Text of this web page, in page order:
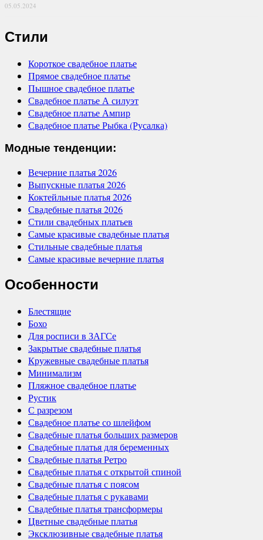
05.05.2024
Стили
Короткое свадебное платье
Прямое свадебное платье
Пышное свадебное платье
Свадебное платье А силуэт
Свадебное платье Ампир
Свадебное платье Рыбка (Русалка)
Модные тенденции:
Вечерние платья 2026
Выпускные платья 2026
Коктейльные платья 2026
Свадебные платья 2026
Стили свадебных платьев
Самые красивые свадебные платья
Стильные свадебные платья
Самые красивые вечерние платья
Особенности
Блестящие
Бохо
Для росписи в ЗАГСе
Закрытые свадебные платья
Кружевные свадебные платья
Минимализм
Пляжное свадебное платье
Рустик
С разрезом
Свадебное платье со шлейфом
Свадебные платья больших размеров
Свадебные платья для беременных
Свадебные платья Ретро
Свадебные платья с открытой спиной
Свадебные платья с поясом
Свадебные платья с рукавами
Свадебные платья трансформеры
Цветные свадебные платья
Эксклюзивные свадебные платья